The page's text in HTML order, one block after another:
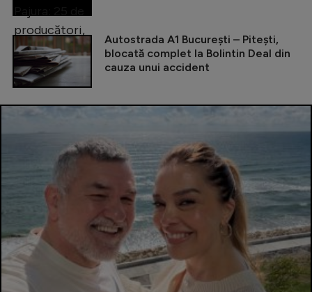
Autostrada A1 București – Pitești,
blocată complet la Bolintin Deal din
cauza unui accident